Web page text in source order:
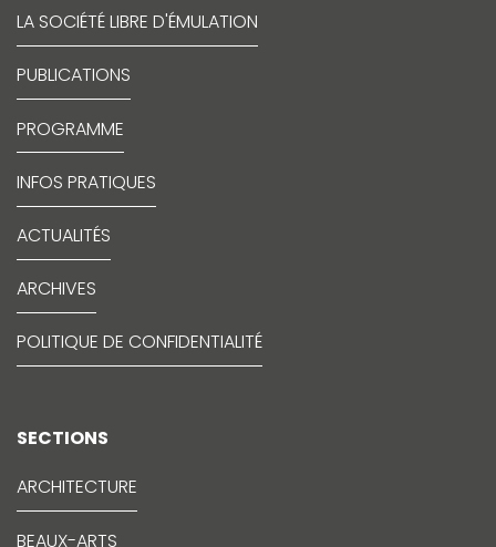
LA SOCIÉTÉ LIBRE D'ÉMULATION
PUBLICATIONS
PROGRAMME
INFOS PRATIQUES
ACTUALITÉS
ARCHIVES
POLITIQUE DE CONFIDENTIALITÉ
SECTIONS
ARCHITECTURE
BEAUX-ARTS